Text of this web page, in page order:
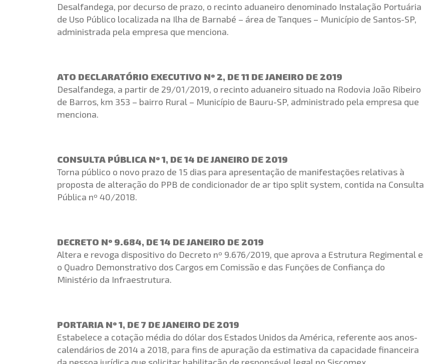
Desalfandega, por decurso de prazo, o recinto aduaneiro denominado Instalação Portuária
de Uso Público localizada na Ilha de Barnabé – área de Tanques – Município de Santos-SP,
administrada pela empresa que menciona.
ATO DECLARATÓRIO EXECUTIVO Nº 2, DE 11 DE JANEIRO DE 2019
Desalfandega, a partir de 29/01/2019, o recinto aduaneiro situado na Rodovia João Ribeiro
de Barros, km 353 – bairro Rural – Município de Bauru-SP, administrado pela empresa que
menciona.
CONSULTA PÚBLICA Nº 1, DE 14 DE JANEIRO DE 2019
Torna público o novo prazo de 15 dias para apresentação de manifestações relativas à
proposta de alteração do PPB de condicionador de ar tipo split system, contida na Consulta
Pública nº 40/2018.
DECRETO Nº 9.684, DE 14 DE JANEIRO DE 2019
Altera e revoga dispositivo do Decreto nº 9.676/2019, que aprova a Estrutura Regimental e
o Quadro Demonstrativo dos Cargos em Comissão e das Funções de Confiança do
Ministério da Infraestrutura.
PORTARIA Nº 1, DE 7 DE JANEIRO DE 2019
Estabelece a cotação média do dólar dos Estados Unidos da América, referente aos anos-
calendários de 2014 a 2018, para fins de apuração da estimativa da capacidade financeira